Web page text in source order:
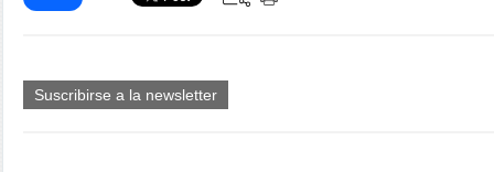
Suscribirse a la newsletter